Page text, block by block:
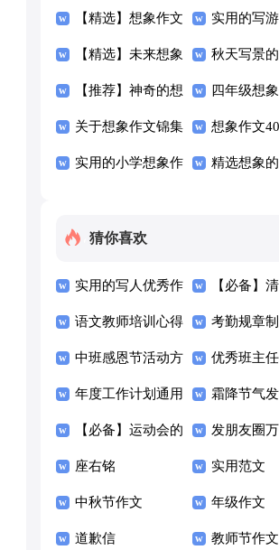
篇
300字四篇 作文300字
篇
【精选】想象作文
600字集锦6篇
实用的写
文300字集
【精选】未来想象
作文400字三篇
秋天写景
300字锦集
【推荐】神奇的想
象作文汇总7篇
四年级想
300字锦集
关于想象作文锦集
十篇
想象作文
编五篇
实用的小学想象作 精选想象
猜你喜欢
实用的写人优秀作
文300字四篇
【必备】
文300字4
语文教师培训心得
体会15篇
考勤规章
中班感恩节活动方
案
优秀班主
年度工作计划通用
15篇
霜降节气
的励志文
100句）
【必备】运动会的
日记4篇
发朋友圈
案（精选
座右铭 实用范文
中秋节作文 年级作文
道歉信 教师节作文